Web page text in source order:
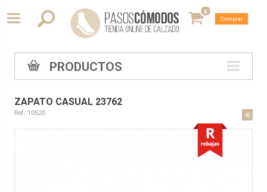
0
Comprar
PRODUCTOS
ZAPATO CASUAL 23762
Ref. 10520